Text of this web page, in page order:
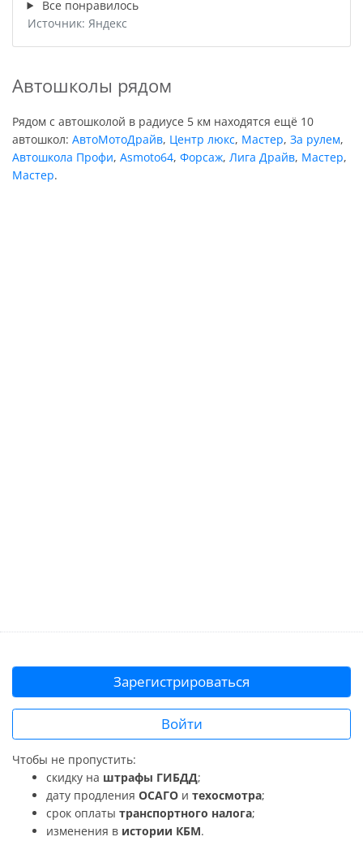
Все понравилось
Источник: Яндекс
Автошколы рядом
Рядом с автошколой в радиусе 5 км находятся ещё 10
автошкол: АвтоМотоДрайв, Центр люкс, Мастер, За рулем,
Автошкола Профи, Asmoto64, Форсаж, Лига Драйв, Мастер,
Мастер.
Зарегистрироваться
Войти
Чтобы не пропустить:
скидку на штрафы ГИБДД;
дату продления ОСАГО и техосмотра;
срок оплаты транспортного налога;
изменения в истории КБМ.